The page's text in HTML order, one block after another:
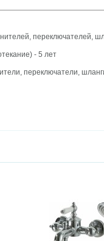
переключателей,
- 5 лет
переключатели,